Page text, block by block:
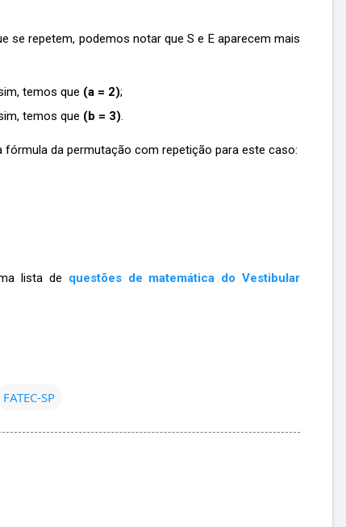
se repetem, podemos notar que S e E aparecem mais
temos que (a = 2);
temos que (b = 3)
da permutação com repetição para este caso:
lista de questões de matemática do Vestibular
FATEC-SP